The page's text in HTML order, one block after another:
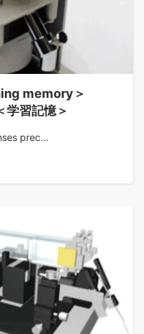
memory＞
学習記憶＞
prec...